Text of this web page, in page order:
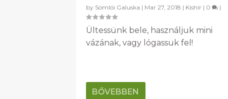
by Somlói Galuska | Mar 27, 2018 | Kishír | 0 |
Ültessünk bele, használjuk mini
vázának, vagy lógassuk fel!
BŐVEBBEN